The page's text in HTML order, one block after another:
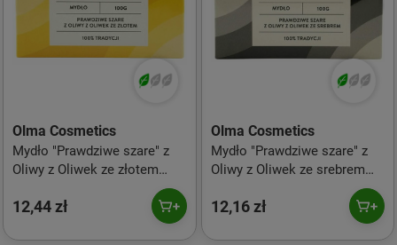
Olma Cosmetics
Mydło "Prawdziwe szare" z
Oliwy z Oliwek ze złotem
12,44 zł
Olma Cosmetics
Mydło "Prawdziwe szare" z
Oliwy z Oliwek ze srebrem
12,16 zł